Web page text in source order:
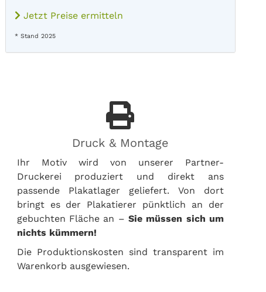
Jetzt Preise ermitteln
* Stand 2025
Druck & Montage
Ihr Motiv wird von unserer Partner-
Druckerei produziert und direkt ans
passende Plakatlager geliefert. Von dort
bringt es der Plakatierer pünktlich an der
gebuchten Fläche an – Sie müssen sich um
nichts kümmern!
Die Produktionskosten sind transparent im
Warenkorb ausgewiesen.